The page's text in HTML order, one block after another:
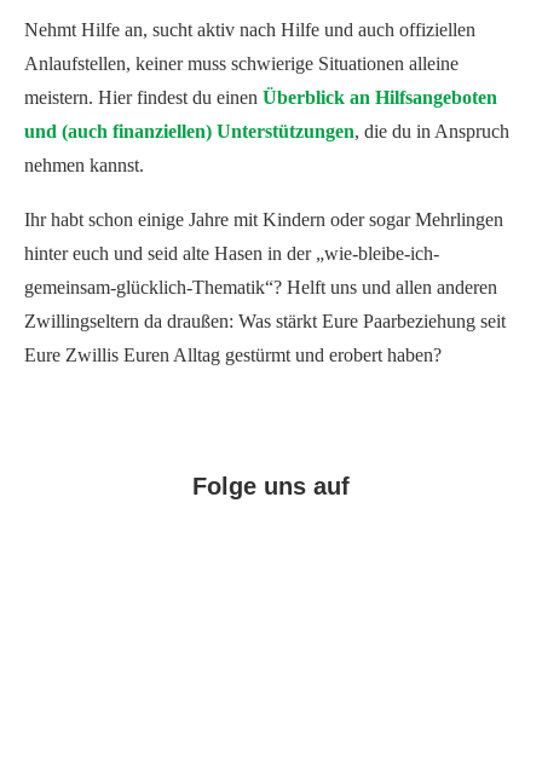
Nehmt Hilfe an, sucht aktiv nach Hilfe und auch offiziellen
Anlaufstellen, keiner muss schwierige Situationen alleine
meistern. Hier findest du einen Überblick an Hilfsangeboten
und (auch finanziellen) Unterstützungen, die du in Anspruch
nehmen kannst.
Ihr habt schon einige Jahre mit Kindern oder sogar Mehrlingen
hinter euch und seid alte Hasen in der „wie-bleibe-ich-
gemeinsam-glücklich-Thematik“? Helft uns und allen anderen
Zwillingseltern da draußen: Was stärkt Eure Paarbeziehung seit
Eure Zwillis Euren Alltag gestürmt und erobert haben?
Folge uns auf